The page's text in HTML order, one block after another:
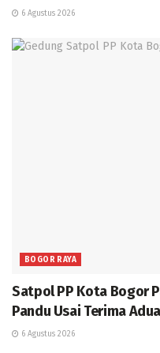
6 Agustus 2026
BOGOR RAYA
Satpol PP Kota Bogor
Pandu Usai Terima
6 Agustus 2026